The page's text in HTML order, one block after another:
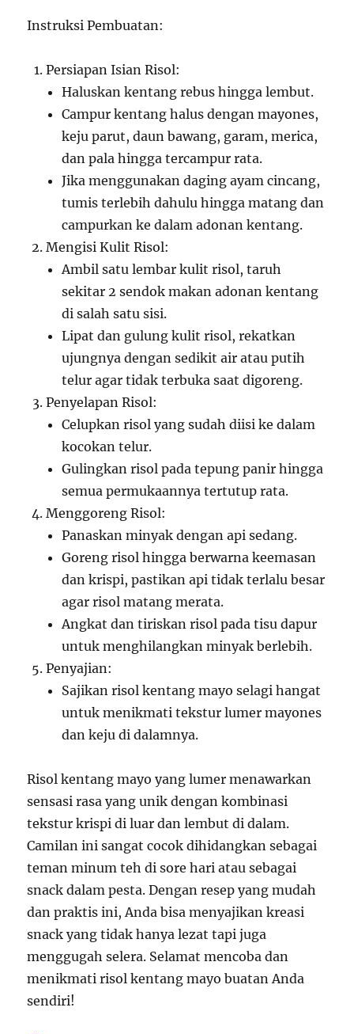
Instruksi Pembuatan:
Persiapan Isian Risol:
Haluskan kentang rebus hingga lembut.
Campur kentang halus dengan mayones,
keju parut, daun bawang, garam, merica,
dan pala hingga tercampur rata.
Jika menggunakan daging ayam cincang,
tumis terlebih dahulu hingga matang dan
campurkan ke dalam adonan kentang.
Mengisi Kulit Risol:
Ambil satu lembar kulit risol, taruh
sekitar 2 sendok makan adonan kentang
di salah satu sisi.
Lipat dan gulung kulit risol, rekatkan
ujungnya dengan sedikit air atau putih
telur agar tidak terbuka saat digoreng.
Penyelapan Risol:
Celupkan risol yang sudah diisi ke dalam
kocokan telur.
Gulingkan risol pada tepung panir hingga
semua permukaannya tertutup rata.
Menggoreng Risol:
Panaskan minyak dengan api sedang.
Goreng risol hingga berwarna keemasan
dan krispi, pastikan api tidak terlalu besar
agar risol matang merata.
Angkat dan tiriskan risol pada tisu dapur
untuk menghilangkan minyak berlebih.
Penyajian:
Sajikan risol kentang mayo selagi hangat
untuk menikmati tekstur lumer mayones
dan keju di dalamnya.
Risol kentang mayo yang lumer menawarkan
sensasi rasa yang unik dengan kombinasi
tekstur krispi di luar dan lembut di dalam.
Camilan ini sangat cocok dihidangkan sebagai
teman minum teh di sore hari atau sebagai
snack dalam pesta. Dengan resep yang mudah
dan praktis ini, Anda bisa menyajikan kreasi
snack yang tidak hanya lezat tapi juga
menggugah selera. Selamat mencoba dan
menikmati risol kentang mayo buatan Anda
sendiri!